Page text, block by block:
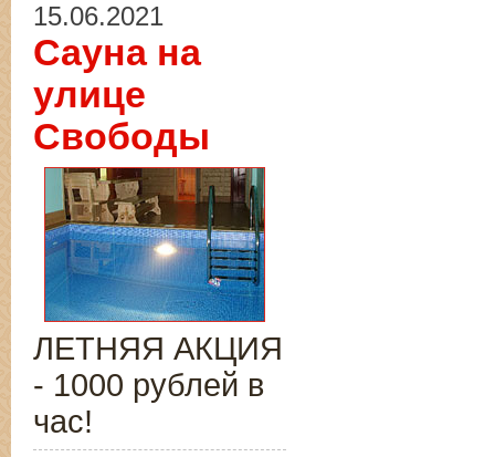
15.06.2021
Сауна на
улице
Свободы
ЛЕТНЯЯ АКЦИЯ
- 1000 рублей в
час!